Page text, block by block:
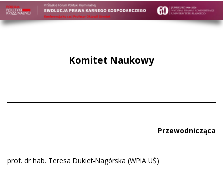
Komitet Naukowy
Przewodnicząca
prof. dr hab. Teresa Dukiet-Nagórska (WPiA UŚ)